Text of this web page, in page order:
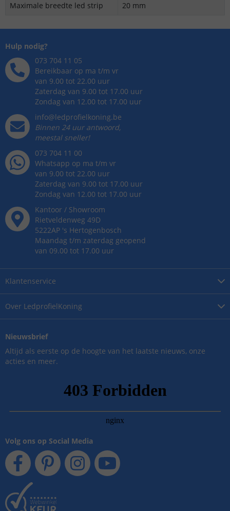
Maximale breedte led strip
20 mm
Over LedprofielKoning
Klantenservice
Hulp nodig?
073 704 11 05
Bereikbaar op ma t/m vr
van 9.00 tot 22.00 uur
Zaterdag van 9.00 tot 17.00 uur
Zondag van 12.00 tot 17.00 uur
info@ledprofielkoning.be
Binnen 24 uur antwoord,
meestal sneller!
073 704 11 00
Whatsapp op ma t/m vr
van 9.00 tot 22.00 uur
Zaterdag van 9.00 tot 17.00 uur
Zondag van 12.00 tot 17.00 uur
Kantoor / Showroom
Rietveldenweg 49D
5222AP 's Hertogenbosch
Maandag t/m zaterdag geopend
van 09.00 tot 17.00 uur
Nieuwsbrief
Altijd als eerste op de hoogte van het laatste nieuws, onze
acties en meer.
Volg ons op Social Media